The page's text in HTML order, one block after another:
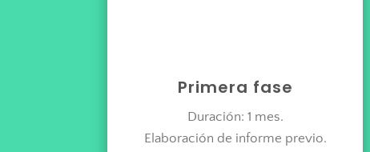
Primera fase
Duración: 1 mes.
Elaboración de informe previo.